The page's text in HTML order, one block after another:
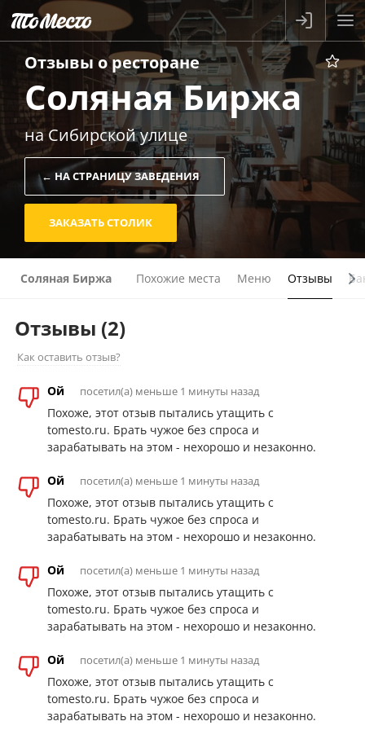
Отзывы оресторане
Соляная Биржа
на Сибирской улице
← НА СТРАНИЦУ ЗАВЕДЕНИЯ
ЗАКАЗАТЬ СТОЛИК
Соляная Биржа Похожие места Меню Отзывы
Отзывы (2)
Как оставить отзыв?
Ой посетил(а) меньше 1 минуты назад
Похоже, этот отзыв пытались утащить с
tomesto.ru. Брать чужое без спроса и
зарабатывать на этом - нехорошо и незаконно.
Ой посетил(а) меньше 1 минуты назад
Похоже, этот отзыв пытались утащить с
tomesto.ru. Брать чужое без спроса и
зарабатывать на этом - нехорошо и незаконно.
Ой посетил(а) меньше 1 минуты назад
Похоже, этот отзыв пытались утащить с
tomesto.ru. Брать чужое без спроса и
зарабатывать на этом - нехорошо и незаконно.
Ой посетил(а) меньше 1 минуты назад
Похоже, этот отзыв пытались утащить с
tomesto.ru. Брать чужое без спроса и
зарабатывать на этом - нехорошо и незаконно.